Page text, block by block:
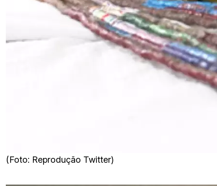
(Foto: Reprodução Twitter)